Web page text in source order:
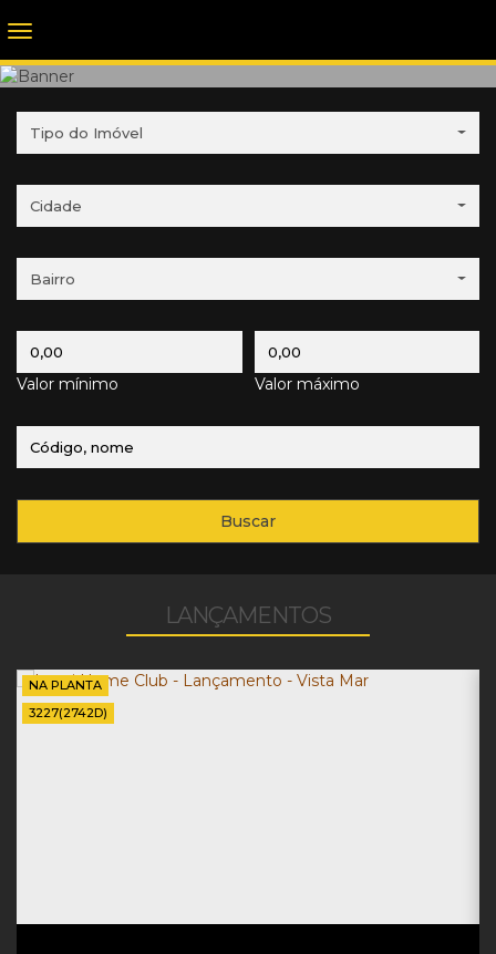
Tipo do Imóvel
Cidade
Bairro
Buscar
LANÇAMENTOS
3227(2742D)
NA PLANTA